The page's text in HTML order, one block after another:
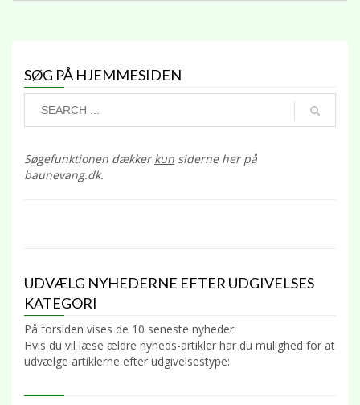
SØG PÅ HJEMMESIDEN
Søgefunktionen dækkerkun siderne her på
baunevang.dk.
UDVÆLG NYHEDERNE EFTER UDGIVELSES
KATEGORI
På forsiden vises de 10 seneste nyheder.
Hvis du vil læse ældre nyheds-artikler har du mulighed for at
udvælge artiklerne efter udgivelsestype: